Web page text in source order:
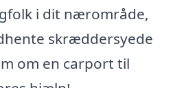
i dit nærområde,
skræddersyede
om en carport til